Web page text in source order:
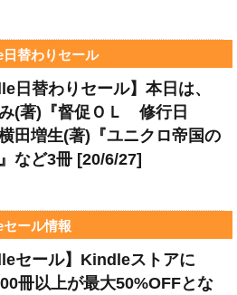
替わりセール
日替わりセール】本日は、
(著)『督促ＯＬ 修行日
田増生(著)『ユニクロ帝国の
など3冊 [20/6/27]
ール情報
セール】Kindleストアに
冊以上が最大50%OFFとな